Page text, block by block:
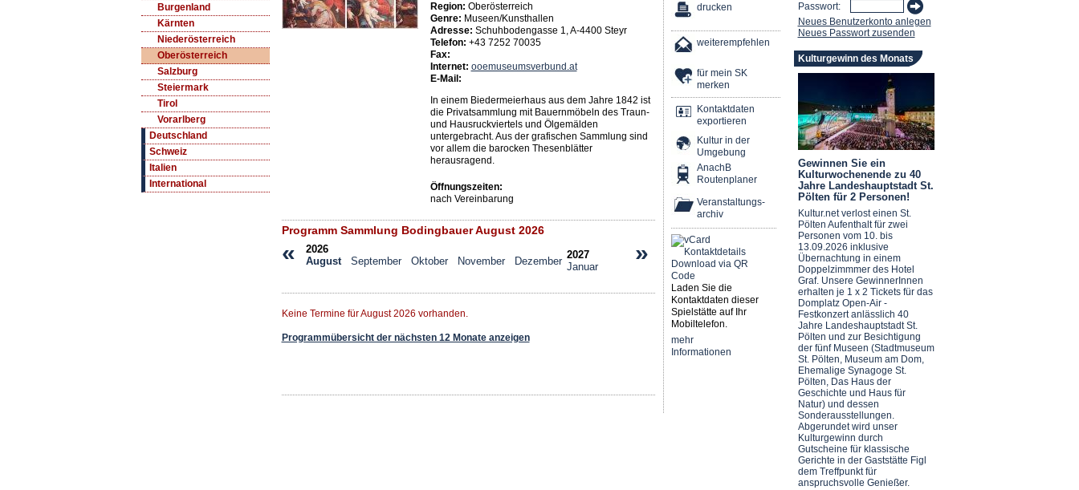
Burgenland
Kärnten
Niederösterreich
Oberösterreich
Salzburg
Steiermark
Tirol
Vorarlberg
Deutschland
Schweiz
Italien
International
Region: Oberösterreich
Genre: Museen/Kunsthallen
Adresse: Schuhbodengasse 1,A-4400 Steyr
Telefon: +43 7252 70035
Fax:
Internet: ooemuseumsverbund.at
E-Mail:
In einem Biedermeierhaus aus dem Jahre 1842 ist
die Privatsammlung mit Bauernmöbeln des Traun-
und Hausruckviertels und Ölgemälden
untergebracht. Aus der grafischen Sammlung sind
vor allem die barocken Thesenblätter
herausragend.
Öffnungszeiten:
nach Vereinbarung
Programm Sammlung Bodingbauer August 2026
« »
2026
August
September Oktober November Dezember
2027
Januar
Keine Termine für August 2026 vorhanden.
Programmübersicht der nächsten 12 Monate anzeigen
drucken
weiterempfehlen
für mein SK
merken
Kontaktdaten
exportieren
Kultur in der
Umgebung
AnachB
Routenplaner
Veranstaltungs-
archiv
Laden Sie die
Kontaktdaten dieser
Spielstätte auf Ihr
Mobiltelefon.
mehr
Informationen
Passwort:
Neues Benutzerkonto anlegen
Neues Passwort zusenden
Kulturgewinn des Monats
Gewinnen Sie ein
Kulturwochenende zu 40
Jahre Landeshauptstadt St.
Pölten für 2 Personen!
Kultur.net verlost einen St.
Pölten Aufenthalt für zwei
Personen vom 10. bis
13.09.2026 inklusive
Übernachtung in einem
Doppelzimmmer des Hotel
Graf. Unsere GewinnerInnen
erhalten je 1 x 2 Tickets für das
Domplatz Open-Air -
Festkonzert anlässlich 40
Jahre Landeshauptstadt St.
Pölten und zur Besichtigung
der fünf Museen (Stadtmuseum
St. Pölten, Museum am Dom,
Ehemalige Synagoge St.
Pölten, Das Haus der
Geschichte und Haus für
Natur) und dessen
Sonderausstellungen.
Abgerundet wird unser
Kulturgewinn durch
Gutscheine für klassische
Gerichte in der Gaststätte Figl
dem Treffpunkt für
anspruchsvolle Genießer.